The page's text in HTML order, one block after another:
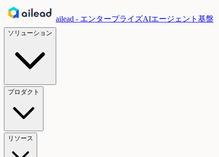
ailead - エンタープライズAIエージェント基盤
ソリューション
プロダクト
リソース